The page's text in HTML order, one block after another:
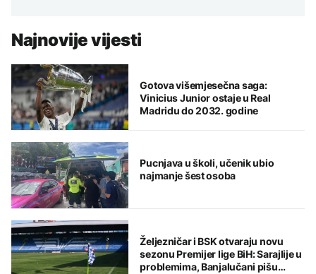
Najnovije vijesti
Gotova višemjesečna saga:
Vinicius Junior ostaje u Real
Madridu do 2032. godine
Pucnjava u školi, učenik ubio
najmanje šest osoba
Željezničar i BSK otvaraju novu
sezonu Premijer lige BiH: Sarajlije u
problemima, Banjalučani pišu